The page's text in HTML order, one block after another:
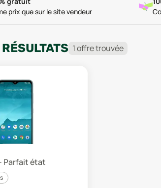
prix que sur le site vendeur
1offretrouvée
Parfait état